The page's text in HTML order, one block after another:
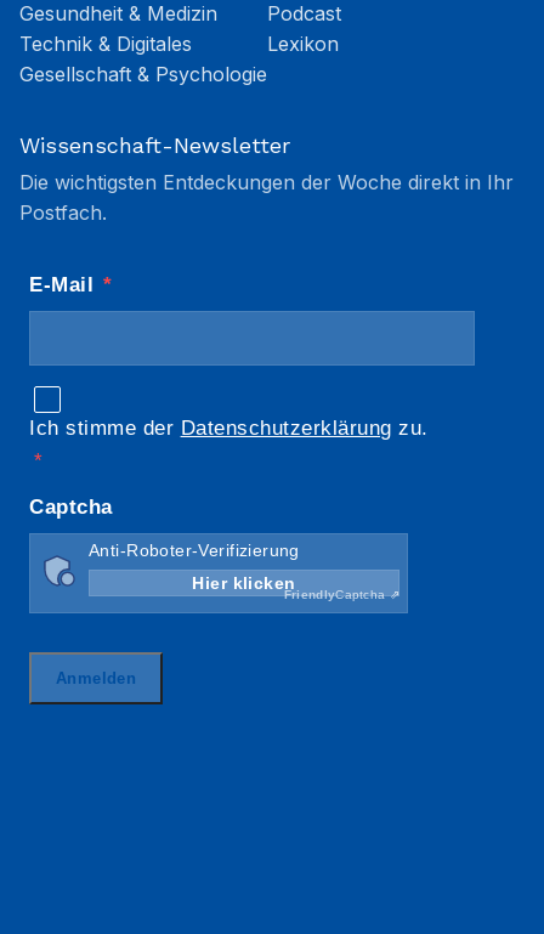
Gesundheit & Medizin
Technik & Digitales
Gesellschaft & Psychologie
Podcast
Lexikon
Wissenschaft-Newsletter
Die wichtigsten Entdeckungen der Woche direkt in Ihr
Postfach.